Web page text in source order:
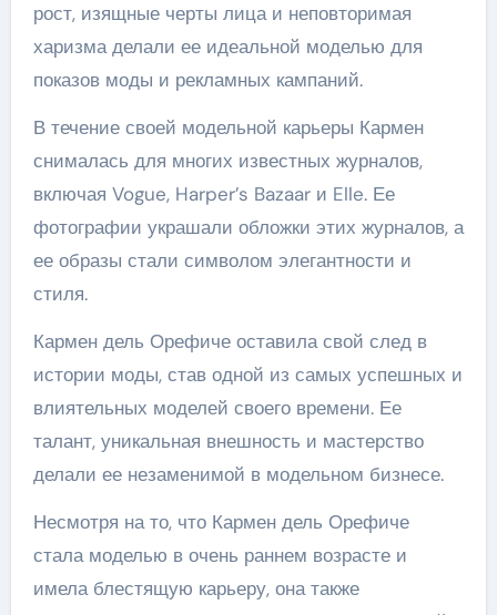
рост, изящные черты лица и неповторимая
харизма делали ее идеальной моделью для
показов моды и рекламных кампаний.
В течение своей модельной карьеры Кармен
снималась для многих известных журналов,
включая Vogue, Harper’s Bazaar и Elle. Ее
фотографии украшали обложки этих журналов, а
ее образы стали символом элегантности и
стиля.
Кармен дель Орефиче оставила свой след в
истории моды, став одной из самых успешных и
влиятельных моделей своего времени. Ее
талант, уникальная внешность и мастерство
делали ее незаменимой в модельном бизнесе.
Несмотря на то, что Кармен дель Орефиче
стала моделью в очень раннем возрасте и
имела блестящую карьеру, она также